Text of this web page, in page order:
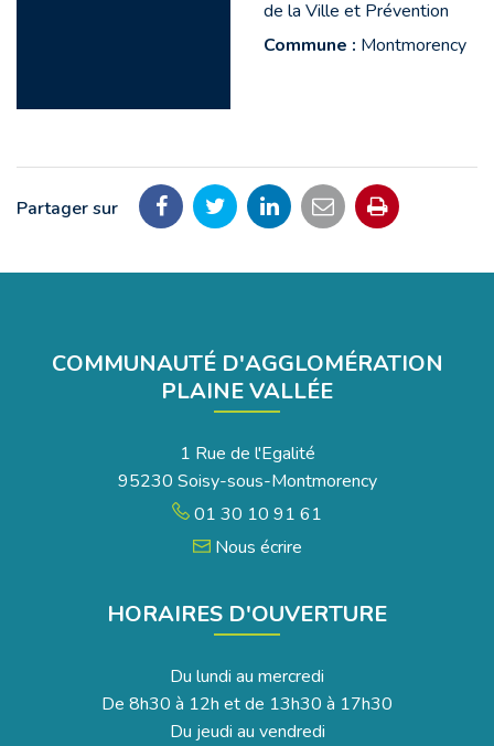
de la Ville et Prévention
Commune : Montmorency
Partager sur
Partager
Facebook
Partager
Twitter
Partager
LinkedIn
Partager
email
Imprimer
page
COMMUNAUTÉ D'AGGLOMÉRATION
PLAINE VALLÉE
1 Rue de l'Egalité
95230 Soisy-sous-Montmorency
01 30 10 91 61
Nous écrire
HORAIRES D'OUVERTURE
Du lundi au mercredi
De 8h30 à 12h et de 13h30 à 17h30
Du jeudi au vendredi